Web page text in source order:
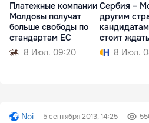
Платежные компании
Молдовы получат
больше свободы по
стандартам ЕС
8 Июл. 09:20
Сербия –
другим
стоит
8 Июл.
Noi 5 сентября 2013, 14:25